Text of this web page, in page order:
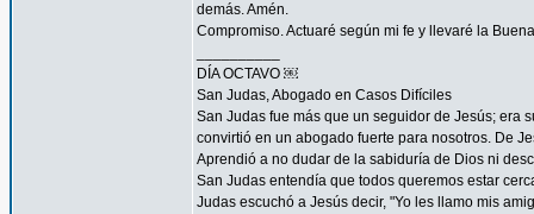
demás. Amén.
Compromiso. Actuaré según mi fe y llevaré la
DÍA OCTAVO ￼
San Judas, Abogado en Casos Difíciles
San Judas fue más que un seguidor de Jesús; era
convirtió en un abogado fuerte para nosotros. De
Aprendió a no dudar de la sabiduría de Dios ni
San Judas entendía que todos queremos estar
Judas escuchó a Jesús decir, "Yo les llamo mis